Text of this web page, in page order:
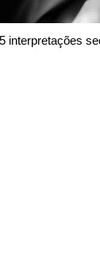
interpretações